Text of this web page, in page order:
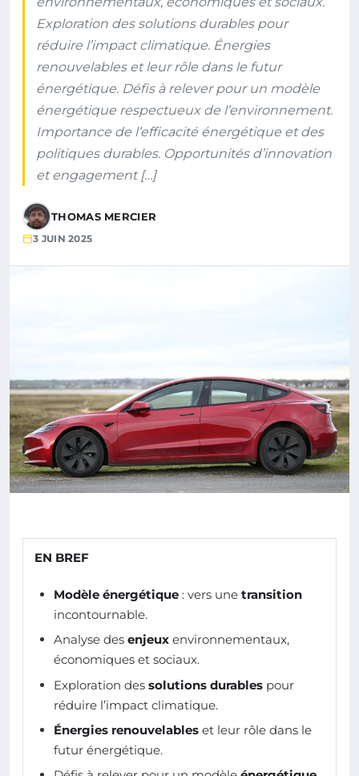
Exploration des solutions durables pour
réduire l’impact climatique. Énergies
renouvelables et leur rôle dans le futur
énergétique. Défis à relever pour un modèle
énergétique respectueux de l’environnement.
Importance de l’efficacité énergétique et des
politiques durables. Opportunités d’innovation
et engagement […]
THOMAS MERCIER
3 JUIN 2025
EN BREF
Modèle énergétique : vers une transition
incontournable.
Analyse des enjeux environnementaux,
économiques et sociaux.
Exploration des solutions durables pour
réduire l’impact climatique.
Énergies renouvelables et leur rôle dans le
futur énergétique.